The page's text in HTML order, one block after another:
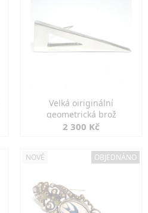
Velká oiriginální
geometrická brož
2 300 Kč
NOVÉ OBJEDNÁNO